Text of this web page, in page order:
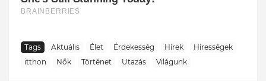
Tags Aktuális Élet Érdekesség Hírek
Hírességek
itthon
Nők Történet Utazás Világunk